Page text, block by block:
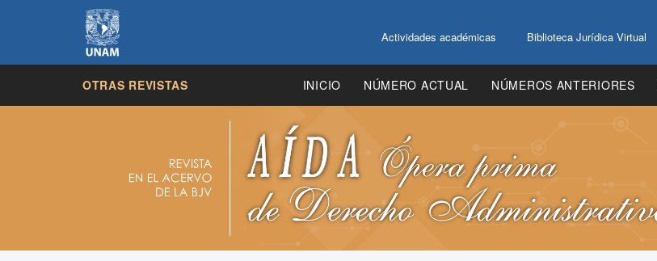
Actividades académicas Biblioteca Jurídica Virtual
OTRAS REVISTAS INICIO NÚMERO ACTUAL NÚMEROS ANTERIORES